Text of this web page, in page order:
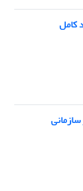
کامل